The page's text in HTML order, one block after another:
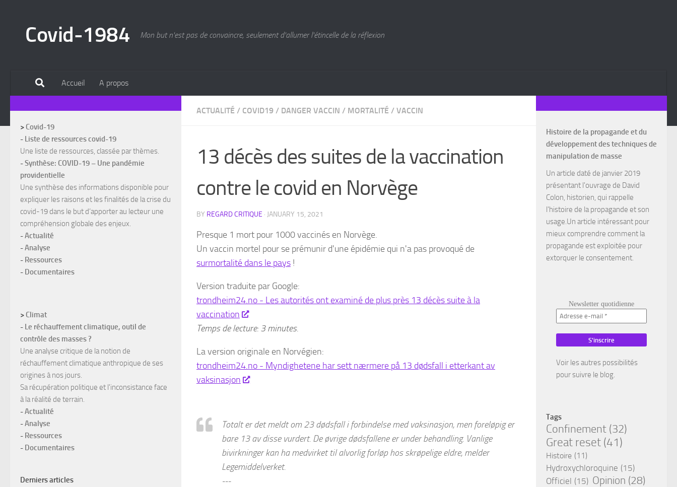
Covid-1984 Mon but n'est pas de convaincre, seulement d'allumer l'étincelle de la réflexion
Accueil A propos
ACTUALITÉ / COVID19 / DANGER VACCIN / MORTALITÉ / VACCIN
13 décès des suites de la vaccination
contre le covid en Norvège
BY REGARD CRITIQUE · JANUARY 15, 2021
Presque 1 mort pour 1000 vaccinés en Norvège.
Un vaccin mortel pour se prémunir d'une épidémie qui n'a pas provoqué de
surmortalité dans le pays !
Version traduite par Google:
trondheim24.no - Les autorités ont examiné de plus près 13 décès suite à la
vaccination
Temps de lecture: 3 minutes.
La version originale en Norvégien:
trondheim24.no - Myndighetene har sett nærmere på 13 dødsfall i etterkant av
vaksinasjon
Totalt er det meldt om 23 dødsfall i forbindelse med vaksinasjon, men foreløpig er
bare 13 av disse vurdert. De øvrige dødsfallene er under behandling. Vanlige
bivirkninger kan ha medvirket til alvorlig forløp hos skrøpelige eldre, melder
Legemiddelverket.
---
>Covid-19
- Liste de ressources covid-19
Une liste de ressources, classée par thèmes.
-Synthèse: COVID-19 – Une pandémie
providentielle
Une synthèse des informations disponible pour
expliquer les raisons et les finalités de la crise du
covid-19 dans le but d’apporter au lecteur une
compréhension globale des enjeux.
-Actualité
-Analyse
- Ressources
- Documentaires
>Climat
- Le réchauffement climatique, outil de
contrôle des masses ?
Une analyse critique de la notion de
réchauffement climatique anthropique de ses
origines à nos jours.
Sa récupération politique et l'inconsistance face
à la réalité de terrain.
-Actualité
-Analyse
- Ressources
- Documentaires
Derniers articles
Histoire de la propagande et du
développement des techniques de
manipulation de masse
Un article daté de janvier 2019
présentant l'ouvrage de David
Colon, historien, qui rappelle
l'histoire de la propagande et son
usage.Un article intéressant pour
mieux comprendre comment la
propagande est exploitée pour
extorquer le consentement.
Newsletter quotidienne
Voir les autres possibilités
pour suivre le blog.
Tags
Confinement (32)
Great reset (41)
Histoire (11)
Hydroxychloroquine (15)
Officiel (15) Opinion (28)